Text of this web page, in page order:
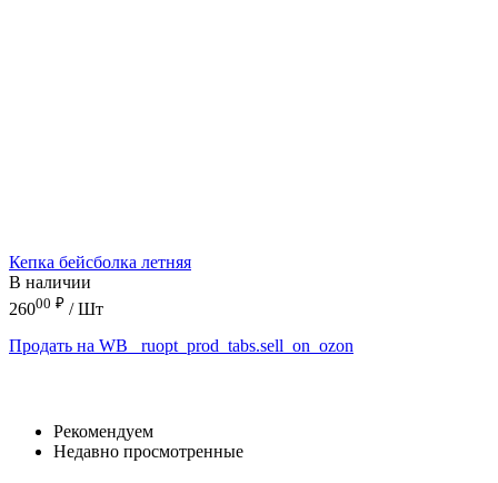
Кепка бейсболка летняя
В наличии
26000 ₽ / Шт
Продать на WB
_ruopt_prod_tabs.sell_on_ozon
Рекомендуем
Недавно просмотренные